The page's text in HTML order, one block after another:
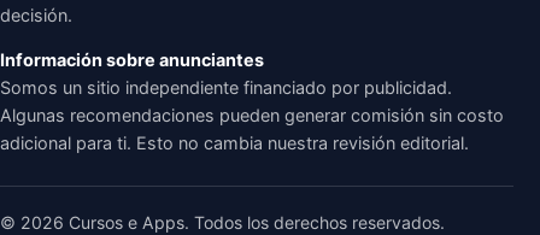
decisión.
Información sobre anunciantes
Somos un sitio independiente financiado por publicidad.
Algunas recomendaciones pueden generar comisión sin costo
adicional para ti. Esto no cambia nuestra revisión editorial.
© 2026 Cursos e Apps. Todos los derechos reservados.